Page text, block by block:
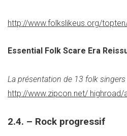
http://www.folkslikeus.org/
Essential Folk Scare Era
La présentation de 13 folk singers
http://www.zipcon.net/ highroad/
2.4. – Rock progressif